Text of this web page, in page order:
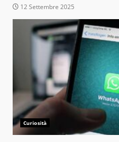
12 Settembre 2025
Curiosità